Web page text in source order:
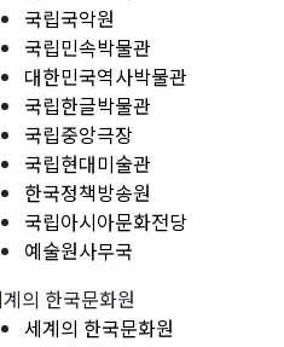
국립국악원
국립민속박물관
대한민국역사박물관
국립한글박물관
국립중앙극장
국립현대미술관
한국정책방송원
국립아시아문화전당
예술원사무국
의 한국문화원
세계의 한국문화원